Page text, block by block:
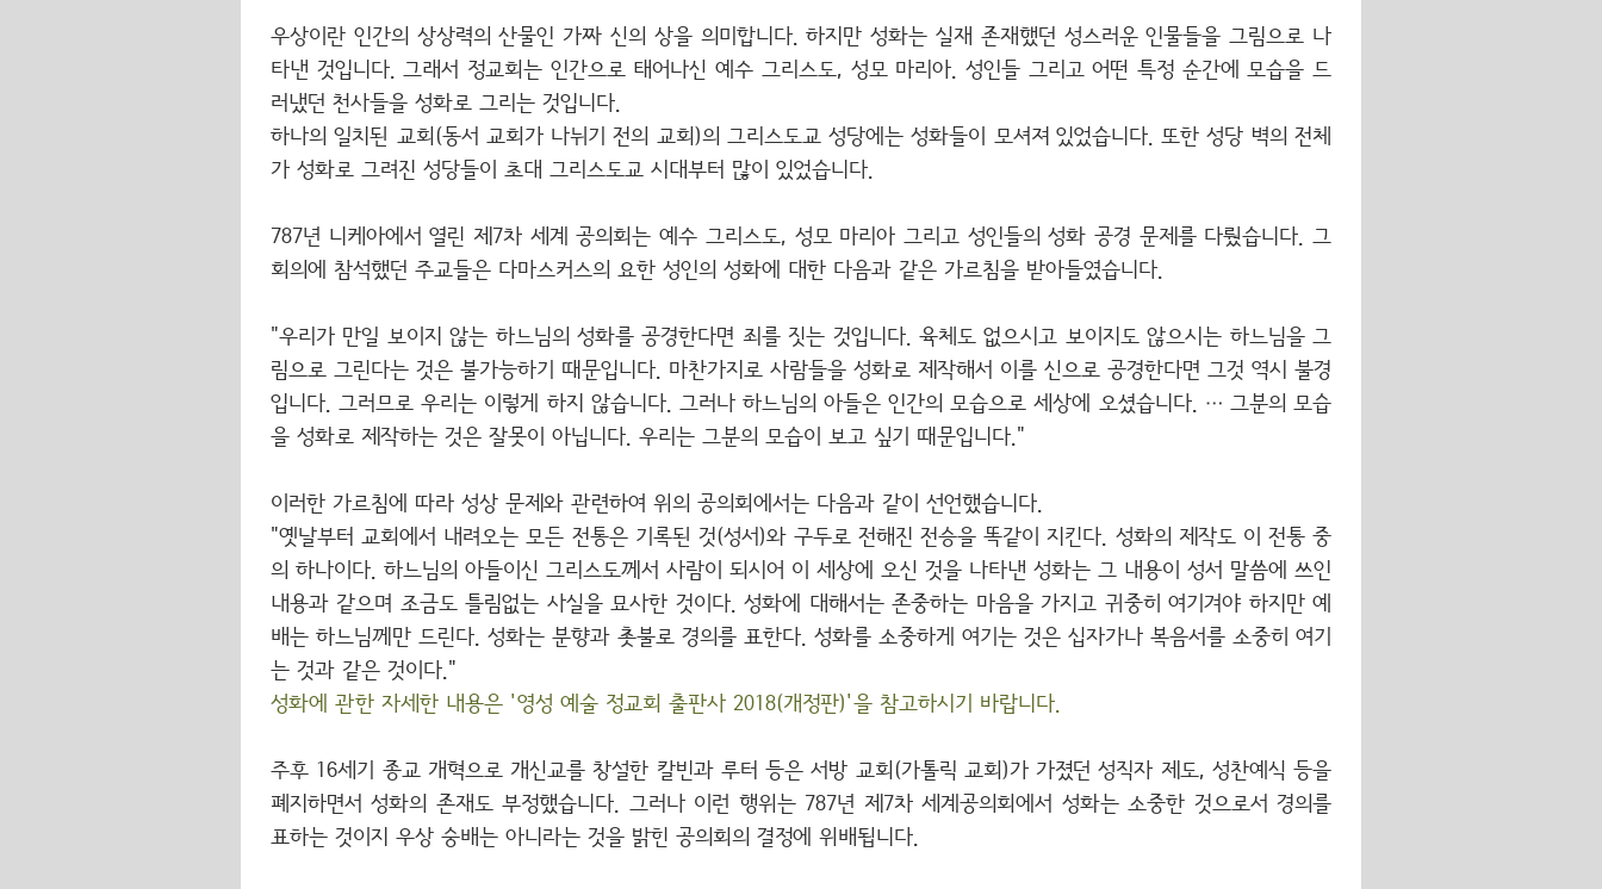
우상이란 인간의 상상력의 산물인 가짜 신의 상을 의미합니다. 하지만 성화는 실재 존재했던 성스러운 인물들을 그림으로 나
타낸 것입니다. 그래서 정교회는 인간으로 태어나신 예수 그리스도, 성모 마리아. 성인들 그리고 어떤 특정 순간에 모습을 드
러냈던 천사들을 성화로 그리는 것입니다.
하나의 일치된 교회(동서 교회가 나뉘기 전의 교회)의 그리스도교 성당에는 성화들이 모셔져 있었습니다. 또한 성당 벽의 전체
가 성화로 그려진 성당들이 초대 그리스도교 시대부터 많이 있었습니다.
787년 니케아에서 열린 제7차 세계 공의회는 예수 그리스도, 성모 마리아 그리고 성인들의 성화 공경 문제를 다뤘습니다. 그
회의에 참석했던 주교들은 다마스커스의 요한 성인의 성화에 대한 다음과 같은 가르침을 받아들였습니다.
"우리가 만일 보이지 않는 하느님의 성화를 공경한다면 죄를 짓는 것입니다. 육체도 없으시고 보이지도 않으시는 하느님을 그
림으로 그린다는 것은 불가능하기 때문입니다. 마찬가지로 사람들을 성화로 제작해서 이를 신으로 공경한다면 그것 역시 불경
입니다. 그러므로 우리는 이렇게 하지 않습니다. 그러나 하느님의 아들은 인간의 모습으로 세상에 오셨습니다. … 그분의 모습
을 성화로 제작하는 것은 잘못이 아닙니다. 우리는 그분의 모습이 보고 싶기 때문입니다."
이러한 가르침에 따라 성상 문제와 관련하여 위의 공의회에서는 다음과 같이 선언했습니다.
"옛날부터 교회에서 내려오는 모든 전통은 기록된 것(성서)와 구두로 전해진 전승을 똑같이 지킨다. 성화의 제작도 이 전통 중
의 하나이다. 하느님의 아들이신 그리스도께서 사람이 되시어 이 세상에 오신 것을 나타낸 성화는 그 내용이 성서 말씀에 쓰인
내용과 같으며 조금도 틀림없는 사실을 묘사한 것이다. 성화에 대해서는 존중하는 마음을 가지고 귀중히 여기겨야 하지만 예
배는 하느님께만 드린다. 성화는 분향과 촛불로 경의를 표한다. 성화를 소중하게 여기는 것은 십자가나 복음서를 소중히 여기
는 것과 같은 것이다."
성화에 관한 자세한 내용은 '영성 예술 정교회 출판사 2018(개정판)'을 참고하시기 바랍니다.
주후 16세기 종교 개혁으로 개신교를 창설한 칼빈과 루터 등은 서방 교회(가톨릭 교회)가 가졌던 성직자 제도, 성찬예식 등을
폐지하면서 성화의 존재도 부정했습니다. 그러나 이런 행위는 787년 제7차 세계공의회에서 성화는 소중한 것으로서 경의를
표하는 것이지 우상 숭배는 아니라는 것을 밝힌 공의회의 결정에 위배됩니다.